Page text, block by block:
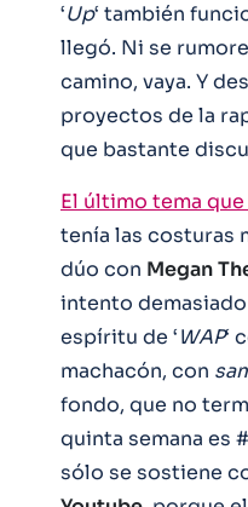
‘Up‘ también
llegó. Ni se
camino, vaya. Y
proyectos de la
que bastante
El último tema
tenía las costuras
dúo con Megan
intento
espíritu de ‘WAP‘
machacón, con
fondo, que no
quinta semana es
sólo se sostiene